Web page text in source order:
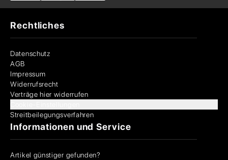
Rechtliches
Datenschutz
AGB
Impressum
Widerrufsrecht
Verträge hier widerrufen
Streitbeilegungsverfahren
Informationen und Service
Artikel günstiger gefunden?